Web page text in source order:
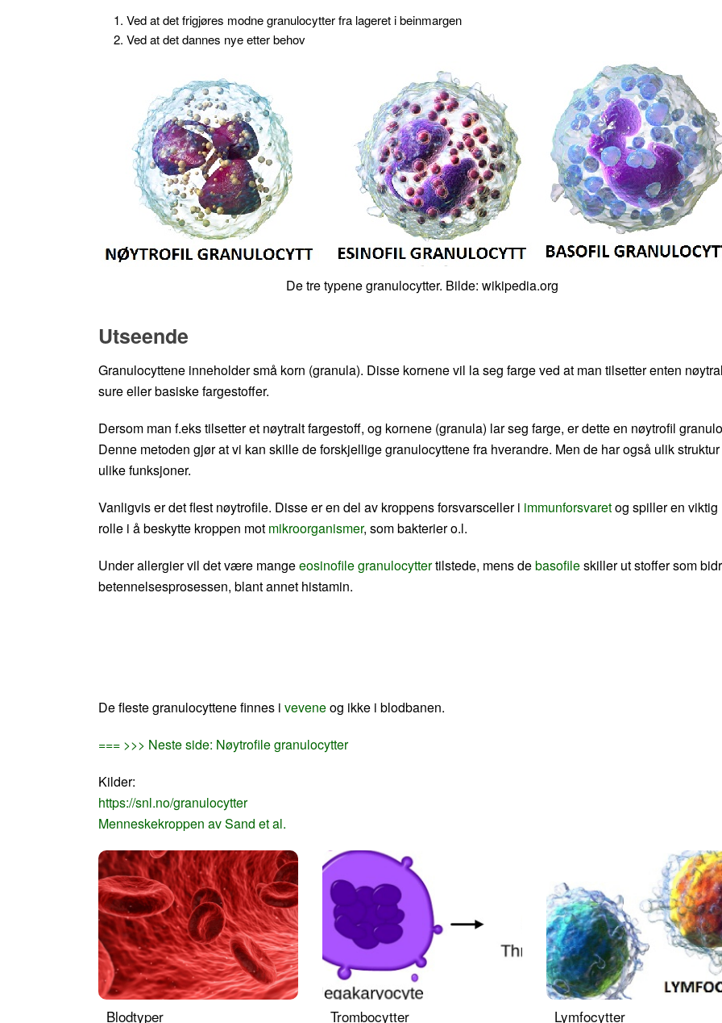
Ved at det frigjøres modne granulocytter fra lageret i beinmargen
Ved at det dannes nye etter behov
De tre typene granulocytter. Bilde: wikipedia.org
Utseende
Granulocyttene inneholder små korn (granula). Disse kornene vil la seg farge ved at man tilsetter enten
sure eller basiske fargestoffer.
Dersom man f.eks tilsetter et nøytralt fargestoff, og kornene (granula) lar seg farge, er dette en nøytrofil
Denne metoden gjør at vi kan skille de forskjellige granulocyttene fra hverandre. Men de har også ulik
ulike funksjoner.
Vanligvis er det flest nøytrofile. Disse er en del av kroppens forsvarsceller i immunforsvaretog spiller en viktig
rolle i å beskytte kroppen mot mikroorganismer, som bakterier o.l.
Under allergier vil det være mangeeosinofile granulocyttertilstede, mens debasofileskiller ut stoffer som
betennelsesprosessen, blant annet histamin.
De fleste granulocyttene finnes i veveneog ikke i blodbanen.
=== >>> Neste side: Nøytrofile granulocytter
Kilder:
https://snl.no/granulocytter
Menneskekroppen av Sand et al.
Blodtyper Trombocytter Lymfocytter